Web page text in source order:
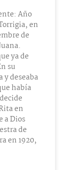
Año
en
de
ya de
su
y deseaba
había
en
a Dios
de
en 1920,